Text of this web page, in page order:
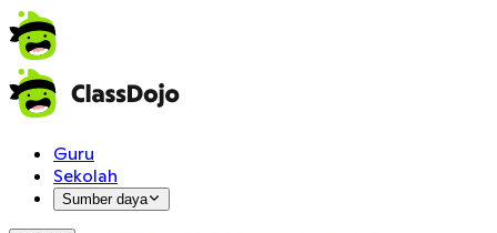
Guru
Sekolah
Sumber daya